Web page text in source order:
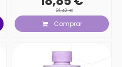
21,42 €
Comprar